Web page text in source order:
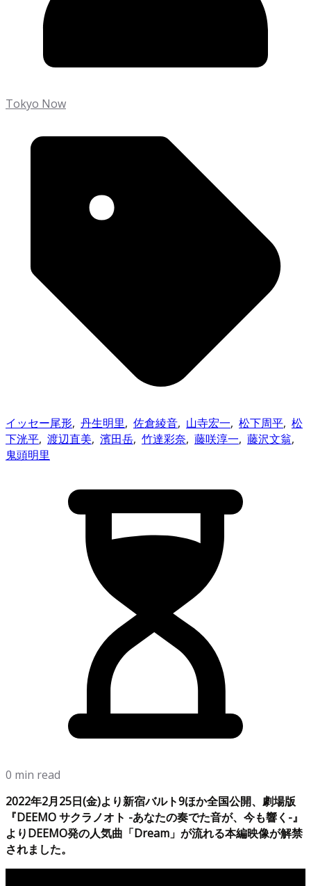
Tokyo Now
イッセー尾形, 丹生明里, 佐倉綾音, 山寺宏一, 松下周平, 松
下洸平, 渡辺直美, 濱田岳, 竹達彩奈, 藤咲淳一, 藤沢文翁,
鬼頭明里
0 min read
2022年2月25日(金)より新宿バルト9ほか全国公開、劇場版
『DEEMO サクラノオト -あなたの奏でた音が、今も響く-』
よりDEEMO発の人気曲「Dream」が流れる本編映像が解禁
されました。